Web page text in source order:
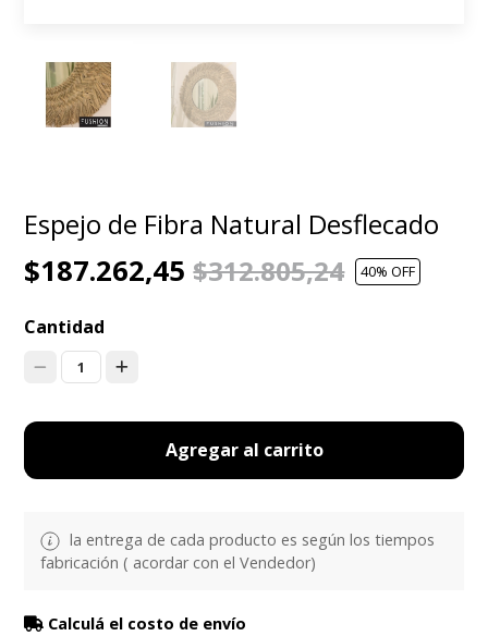
Espejo de Fibra Natural Desflecado
$187.262,45$312.805,24 40% OFF
Cantidad
1
Agregar al carrito
la entrega de cada producto es según los tiempos
fabricación ( acordar con el Vendedor)
Calculá el costo de envío